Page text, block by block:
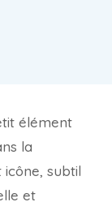
élément
la
icône, subtil
et